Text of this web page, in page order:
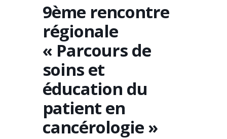
9ème rencontre
régionale
« Parcours de
soins et
éducation du
patient en
cancérologie »